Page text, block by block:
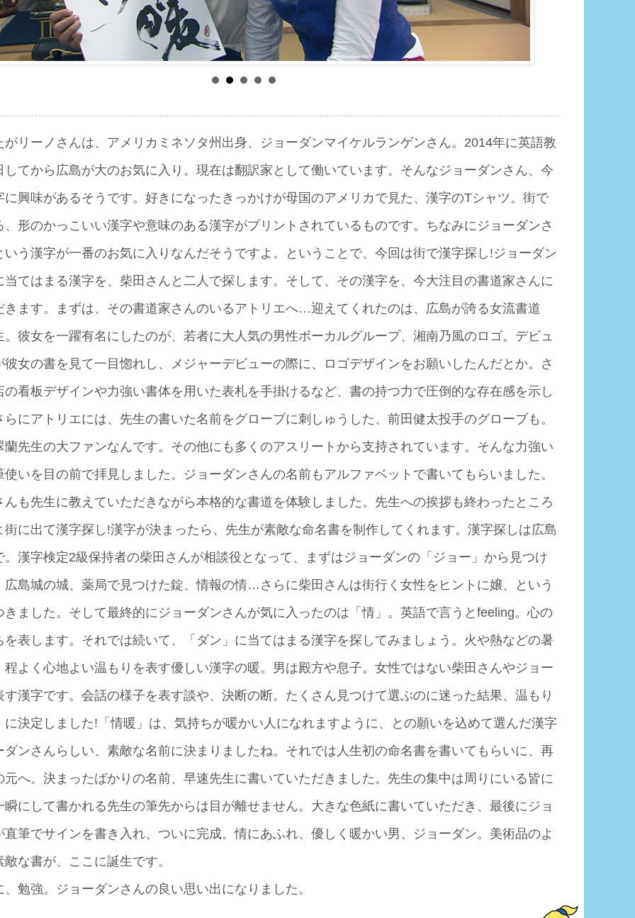
がリーノさんは、アメリカミネソタ州出身、ジョーダンマイケルランゲンさん。2014年に英語教
してから広島が大のお気に入り。現在は翻訳家として働いています。そんなジョーダンさん、今
に興味があるそうです。好きになったきっかけが母国のアメリカで見た、漢字のTシャツ。街で
、形のかっこいい漢字や意味のある漢字がプリントされているものです。ちなみにジョーダンさ
いう漢字が一番のお気に入りなんだそうですよ。ということで、今回は街で漢字探し!ジョーダン
当てはまる漢字を、柴田さんと二人で探します。そして、その漢字を、今大注目の書道家さんに
きます。まずは、その書道家さんのいるアトリエへ…迎えてくれたのは、広島が誇る女流書道
。彼女を一躍有名にしたのが、若者に大人気の男性ボーカルグループ、湘南乃風のロゴ。デビュ
彼女の書を見て一目惚れし、メジャーデビューの際に、ロゴデザインをお願いしたんだとか。さ
の看板デザインや力強い書体を用いた表札を手掛けるなど、書の持つ力で圧倒的な存在感を示し
らにアトリエには、先生の書いた名前をグローブに刺しゅうした、前田健太投手のグローブも。
蘭先生の大ファンなんです。その他にも多くのアスリートから支持されています。そんな力強い
使いを目の前で拝見しました。ジョーダンさんの名前もアルファベットで書いてもらいました。
んも先生に教えていただきながら本格的な書道を体験しました。先生への挨拶も終わったところ
街に出て漢字探し!漢字が決まったら、先生が素敵な命名書を制作してくれます。漢字探しは広島
。漢字検定2級保持者の柴田さんが相談役となって、まずはジョーダンの「ジョー」から見つけ
広島城の城、薬局で見つけた錠、情報の情…さらに柴田さんは街行く女性をヒントに嬢、という
きました。そして最終的にジョーダンさんが気に入ったのは「情」。英語で言うとfeeling。心の
を表します。それでは続いて、「ダン」に当てはまる漢字を探してみましょう。火や熱などの暑
程よく心地よい温もりを表す優しい漢字の暖。男は殿方や息子。女性ではない柴田さんやジョー
す漢字です。会話の様子を表す談や、決断の断。たくさん見つけて選ぶのに迷った結果、温もり
に決定しました!「情暖」は、気持ちが暖かい人になれますように、との願いを込めて選んだ漢字
ダンさんらしい、素敵な名前に決まりましたね。それでは人生初の命名書を書いてもらいに、再
元へ。決まったばかりの名前、早速先生に書いていただきました。先生の集中は周りにいる皆に
瞬にして書かれる先生の筆先からは目が離せません。大きな色紙に書いていただき、最後にジョ
直筆でサインを書き入れ、ついに完成。情にあふれ、優しく暖かい男、ジョーダン。美術品のよ
な書が、ここに誕生です。
勉強。ジョーダンさんの良い思い出になりました。